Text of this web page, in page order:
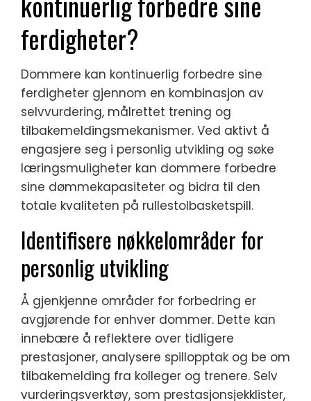
ferdigheter?
Dommere kan kontinuerlig forbedre sine
ferdigheter gjennom en kombinasjon av
selvvurdering, målrettet trening og
tilbakemeldingsmekanismer. Ved aktivt å
engasjere seg i personlig utvikling og søke
læringsmuligheter kan dommere forbedre
sine dømmekapasiteter og bidra til den
totale kvaliteten på rullestolbasketspill.
Identifisere nøkkelområder for
personlig utvikling
Å gjenkjenne områder for forbedring er
avgjørende for enhver dommer. Dette kan
innebære å reflektere over tidligere
prestasjoner, analysere spillopptak og be om
tilbakemelding fra kolleger og trenere. Selv
vurderingsverktøy, som prestasjonsjekklister,